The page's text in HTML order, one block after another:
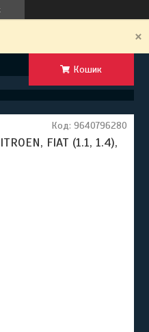
Кошик
FIAT (1.1, 1.4),
Код: 9640796280